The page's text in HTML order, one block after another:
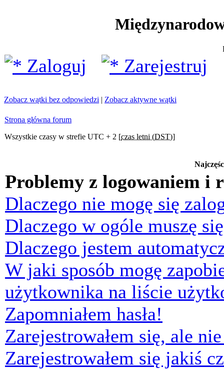
Zaloguj Zarejestruj
Zobacz wątki bez odpowiedzi | Zobacz aktywne wątki
Strona główna forum
Wszystkie czasy w strefie UTC + 2 [czas letni (DST)]
Problemy z logowaniem i
Dlaczego nie mogę się
Dlaczego w ogóle muszę
Dlaczego jestem
W jaki sposób mogę
użytkownika na liście
Zapomniałem hasła!
Zarejestrowałem się, ale
Zarejestrowałem się jakiś